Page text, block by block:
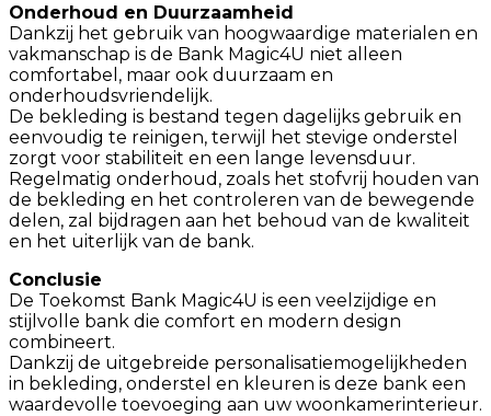
Onderhoud en Duurzaamheid
Dankzij het gebruik van hoogwaardige materialen en
vakmanschap is de Bank Magic4U niet alleen
comfortabel, maar ook duurzaam en
onderhoudsvriendelijk.
De bekleding is bestand tegen dagelijks gebruik en
eenvoudig te reinigen, terwijl het stevige onderstel
zorgt voor stabiliteit en een lange levensduur.
Regelmatig onderhoud, zoals het stofvrij houden van
de bekleding en het controleren van de bewegende
delen, zal bijdragen aan het behoud van de kwaliteit
en het uiterlijk van de bank.​
Conclusie
De Toekomst Bank Magic4U is een veelzijdige en
stijlvolle bank die comfort en modern design
combineert.
Dankzij de uitgebreide personalisatiemogelijkheden
in bekleding, onderstel en kleuren is deze bank een
waardevolle toevoeging aan uw woonkamerinterieur.